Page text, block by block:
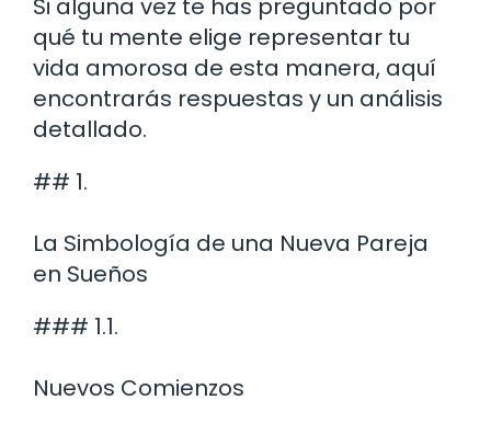
Si alguna vez te has preguntado por
qué tu mente elige representar tu
vida amorosa de esta manera, aquí
encontrarás respuestas y un análisis
detallado.
## 1.
La Simbología de una Nueva Pareja
en Sueños
### 1.1.
Nuevos Comienzos